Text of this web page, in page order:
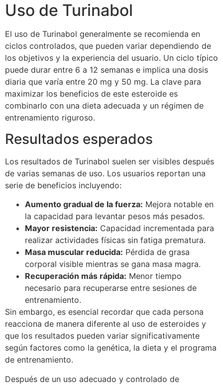
Uso de Turinabol
El uso de Turinabol generalmente se recomienda en
ciclos controlados, que pueden variar dependiendo de
los objetivos y la experiencia del usuario. Un ciclo típico
puede durar entre 6 a 12 semanas e implica una dosis
diaria que varía entre 20 mg y 50 mg. La clave para
maximizar los beneficios de este esteroide es
combinarlo con una dieta adecuada y un régimen de
entrenamiento riguroso.
Resultados esperados
Los resultados de Turinabol suelen ser visibles después
de varias semanas de uso. Los usuarios reportan una
serie de beneficios incluyendo:
Aumento gradual de la fuerza: Mejora notable en
la capacidad para levantar pesos más pesados.
Mayor resistencia: Capacidad incrementada para
realizar actividades físicas sin fatiga prematura.
Masa muscular reducida: Pérdida de grasa
corporal visible mientras se gana masa magra.
Recuperación más rápida: Menor tiempo
necesario para recuperarse entre sesiones de
entrenamiento.
Sin embargo, es esencial recordar que cada persona
reacciona de manera diferente al uso de esteroides y
que los resultados pueden variar significativamente
según factores como la genética, la dieta y el programa
de entrenamiento.
Después de un uso adecuado y controlado de